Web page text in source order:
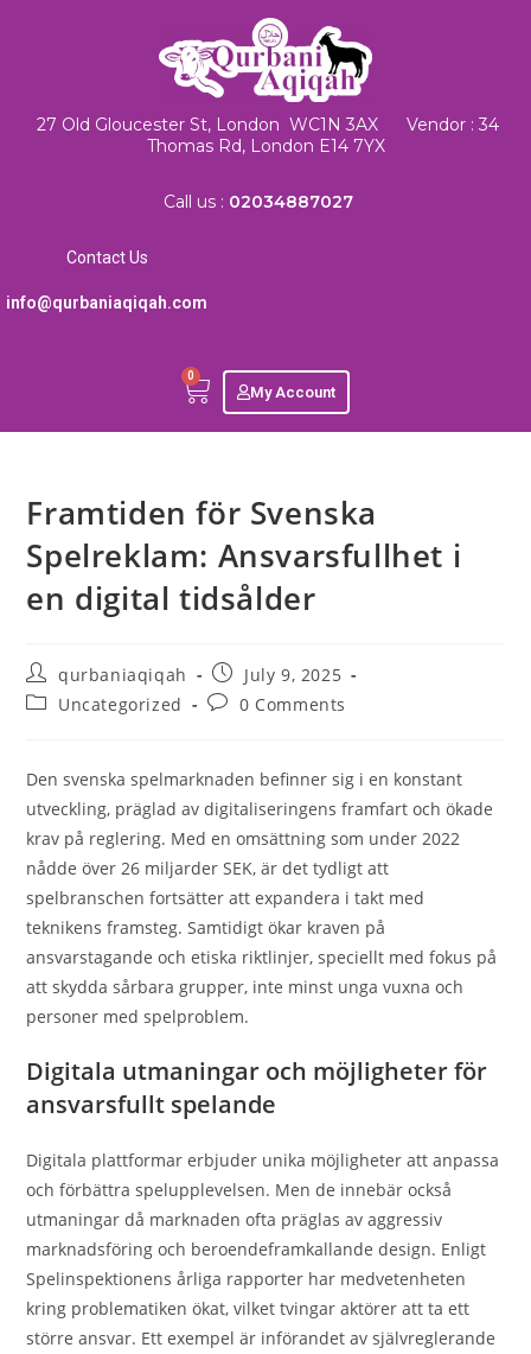
27 Old Gloucester St, London WC1N 3AX Vendor : 34
Thomas Rd, London E14 7YX
Call us : 02034887027
Contact Us
info@qurbaniaqiqah.com
0
My Account
Framtiden för Svenska
Spelreklam: Ansvarsfullhet i
en digital tidsålder
qurbaniaqiqah
July 9, 2025
Uncategorized
0 Comments
Den svenska spelmarknaden befinner sig i en konstant
utveckling, präglad av digitaliseringens framfart och ökade
krav på reglering. Med en omsättning som under 2022
nådde över 26 miljarder SEK, är det tydligt att
spelbranschen fortsätter att expandera i takt med
teknikens framsteg. Samtidigt ökar kraven på
ansvarstagande och etiska riktlinjer, speciellt med fokus på
att skydda sårbara grupper, inte minst unga vuxna och
personer med spelproblem.
Digitala utmaningar och möjligheter för
ansvarsfullt spelande
Digitala plattformar erbjuder unika möjligheter att anpassa
och förbättra spelupplevelsen. Men de innebär också
utmaningar då marknaden ofta präglas av aggressiv
marknadsföring och beroendeframkallande design. Enligt
Spelinspektionens årliga rapporter har medvetenheten
kring problematiken ökat, vilket tvingar aktörer att ta ett
större ansvar. Ett exempel är införandet av självreglerande